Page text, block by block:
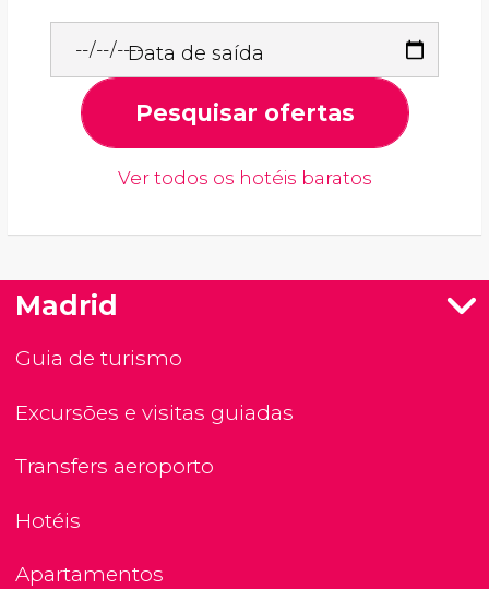
Data de saída
Pesquisar ofertas
Ver todos os hotéis baratos
Madrid
Guia de turismo
Excursões e visitas guiadas
Transfers aeroporto
Hotéis
Apartamentos